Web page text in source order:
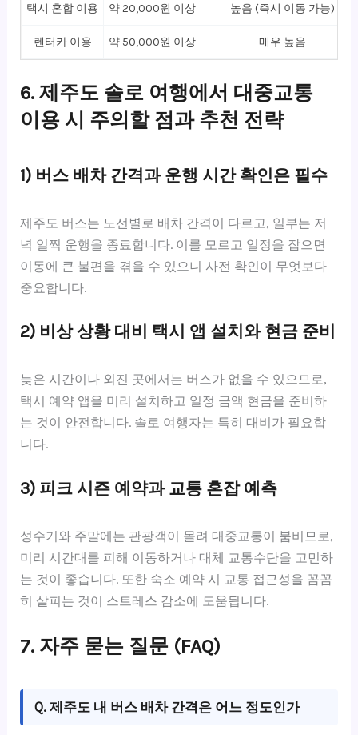
택시 혼합 이용 약 20,000원 이상 높음 (즉시 이동 가능)
렌터카 이용 약 50,000원 이상 매우 높음
6. 제주도 솔로 여행에서 대중교통
이용 시 주의할 점과 추천 전략
1) 버스 배차 간격과 운행 시간 확인은 필수
제주도 버스는 노선별로 배차 간격이 다르고, 일부는 저
녁 일찍 운행을 종료합니다. 이를 모르고 일정을 잡으면
이동에 큰 불편을 겪을 수 있으니 사전 확인이 무엇보다
중요합니다.
2) 비상 상황 대비 택시 앱 설치와 현금 준비
늦은 시간이나 외진 곳에서는 버스가 없을 수 있으므로,
택시 예약 앱을 미리 설치하고 일정 금액 현금을 준비하
는 것이 안전합니다. 솔로 여행자는 특히 대비가 필요합
니다.
3) 피크 시즌 예약과 교통 혼잡 예측
성수기와 주말에는 관광객이 몰려 대중교통이 붐비므로,
미리 시간대를 피해 이동하거나 대체 교통수단을 고민하
는 것이 좋습니다. 또한 숙소 예약 시 교통 접근성을 꼼꼼
히 살피는 것이 스트레스 감소에 도움됩니다.
7. 자주 묻는 질문 (FAQ)
Q. 제주도 내 버스 배차 간격은 어느 정도인가